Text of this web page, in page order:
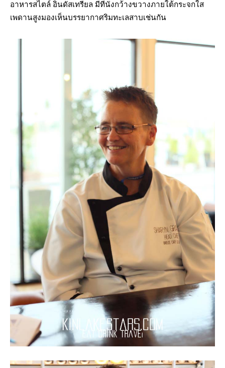
อาหารสไตล์ อินดัสเทรียล มีที่นั่งกว้างขวางภายใต้กระจกใส
เพดานสูงมองเห็นบรรยากาศริมทะเลสาบเช่นกัน